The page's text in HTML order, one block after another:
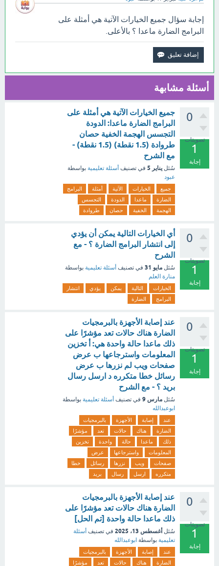
إجابة سؤال جميع الخيارات الآتية هي أمثلة على
البرامج الضارة ماعدا ؟ بالأعلى.
أسئلة مشابهة
0
تصويتات
1
إجابة
جميع الخيارات الآتية هي أمثلة على
البرامج الضارة ماعدا: الدودة
التجسس الهجمة الخفية حصان
طروادة (1.5 نقطة) (1.5 نقطة) -
مع الشرح
سُئل يناير 5 في تصنيف أسئلة تعليمية بواسطة
عبود
جميع الخيارات الآتية أمثلة
البرامج
الضارة
ماعدا الدودة
التجسس
الهجمة
الخفية حصان طروادة
0
تصويتات
1
إجابة
أي الخيارات التالية يمكن أن يؤدي
إلى انتشار البرامج الضارة ؟ - مع
الشرح
سُئل مايو 31 في تصنيف أسئلة تعليمية بواسطة
منارة العلم
الخيارات التالية يمكن يؤدي
انتشار
البرامج
الضارة
0
تصويتات
1
إجابة
عند إصابة الأجهزة بالبرمجيات
الضارة هناك حالات تعد مؤشرًا على
ذلك ماعدا حالة واحدة هي: أ تخزين
المعلومات واسترجاعها ب عرض
صفحات ويب لم نزرها ب عرض
رسائل خطا متكرره د ارسل رسال
بريد ؟ - مع الشرح
سُئل مارس 9 في تصنيف أسئلة تعليمية بواسطة
ابوعبدالله
عند إصابة الأجهزة
بالبرمجيات
الضارة
هناك حالات تعد
مؤشرًا
ذلك
ماعدا حالة واحدة
تخزين
المعلومات
واسترجاعها
عرض
صفحات
ويب نزرها رسائل
خطا
متكرره
ارسل رسال بريد
0
تصويتات
1
إجابة
عند إصابة الأجهزة بالبرمجيات
الضارة هناك حالات تعد مؤشرًا على
ذلك ماعدا حالة واحدة [تم الحل]
سُئل أغسطس 13، 2025 في تصنيف أسئلة
تعليمية بواسطة ابوعبدالله
عند إصابة الأجهزة
بالبرمجيات
الضارة
هناك حالات تعد
مؤشرًا